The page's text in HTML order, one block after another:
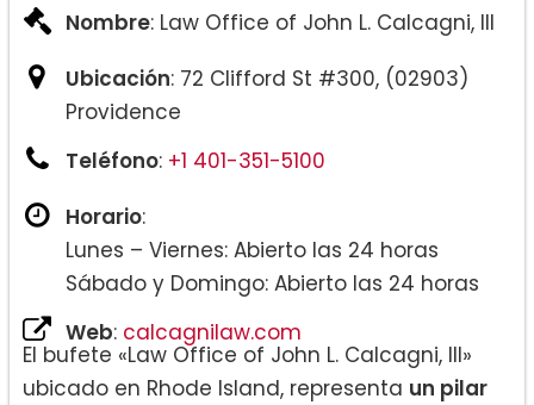
Nombre: Law Office of John L. Calcagni, III
Ubicación: 72 Clifford St #300, (02903)
Providence
Teléfono: +1 401-351-5100
Horario:
Lunes – Viernes: Abierto las 24 horas
Sábado y Domingo: Abierto las 24 horas
Web: calcagnilaw.com
El bufete «Law Office of John L. Calcagni, III»
ubicado en Rhode Island, representa un pilar